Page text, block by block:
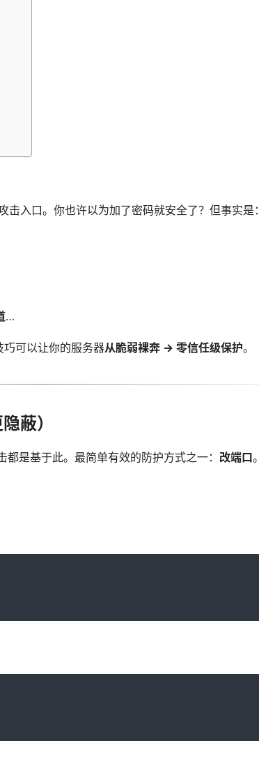
入口。你也许以为加了密码就安全了？但事实是：
…
可以让你的服务器从脆弱裸奔 → 零信任级保护。
蔽）
是基于此。最简单有效的防护方式之一： 改端口。